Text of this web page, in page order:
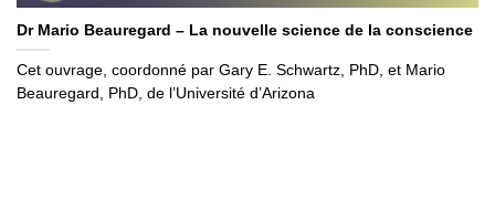
Dr Mario Beauregard – La nouvelle science de la conscience
Cet ouvrage, coordonné par Gary E. Schwartz, PhD, et Mario
Beauregard, PhD, de l’Université d’Arizona